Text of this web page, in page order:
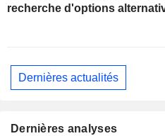
recherche d'options
Dernières actualités
Dernières analyses